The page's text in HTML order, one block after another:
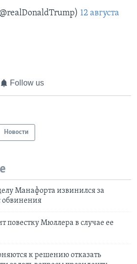
12 августа
Follow us
Новости
Манафорта извинился за
обвинения
повестку Мюллера в случае ее
к решению отказать